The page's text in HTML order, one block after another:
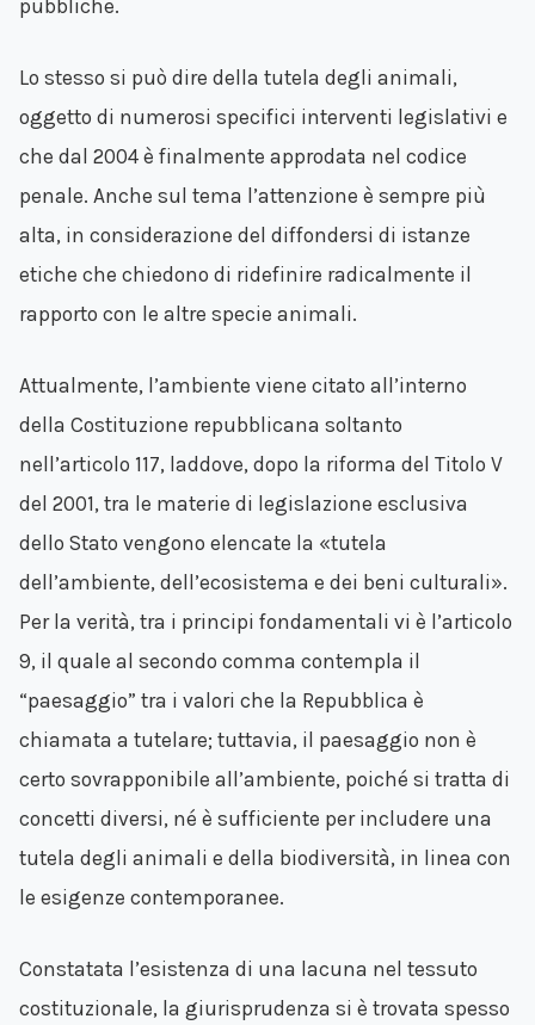
pubbliche.
Lo stesso si può dire della tutela degli animali,
oggetto di numerosi specifici interventi legislativi e
che dal 2004 è finalmente approdata nel codice
penale. Anche sul tema l’attenzione è sempre più
alta, in considerazione del diffondersi di istanze
etiche che chiedono di ridefinire radicalmente il
rapporto con le altre specie animali.
Attualmente, l’ambiente viene citato all’interno
della Costituzione repubblicana soltanto
nell’articolo 117, laddove, dopo la riforma del Titolo V
del 2001, tra le materie di legislazione esclusiva
dello Stato vengono elencate la «tutela
dell’ambiente, dell’ecosistema e dei beni culturali».
Per la verità, tra i principi fondamentali vi è l’articolo
9, il quale al secondo comma contempla il
“paesaggio” tra i valori che la Repubblica è
chiamata a tutelare; tuttavia, il paesaggio non è
certo sovrapponibile all’ambiente, poiché si tratta di
concetti diversi, né è sufficiente per includere una
tutela degli animali e della biodiversità, in linea con
le esigenze contemporanee.
Constatata l’esistenza di una lacuna nel tessuto
costituzionale, la giurisprudenza si è trovata spesso